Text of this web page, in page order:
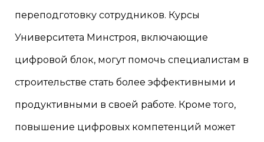
переподготовку сотрудников. Курсы
Университета Минстроя, включающие
цифровой блок, могут помочь специалистам в
строительстве стать более эффективными и
продуктивными в своей работе. Кроме того,
повышение цифровых компетенций может